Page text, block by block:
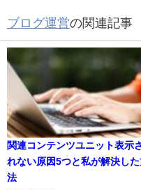
ブログ運営の関連記事
関連コンテンツユニット表示
れない原因5つと私が解決し
法